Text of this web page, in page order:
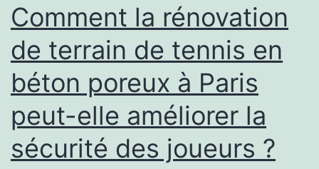
court
de
tennis
en
béton
poreux
Comment la rénovation
de terrain de tennis en
béton poreux à Paris
peut-elle améliorer la
sécurité des joueurs ?